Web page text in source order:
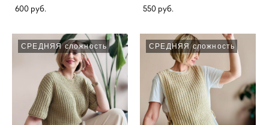
600 pуб.
550 pуб.
СРЕДНЯЯ сложность СРЕДНЯЯ сложность